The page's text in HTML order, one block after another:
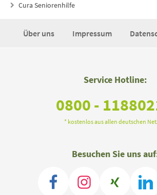
Cura Seniorenhilfe
Über uns Impressum
Service Hotline:
0800 -
* kostenlos aus allen deutschen
Besuchen Sie uns